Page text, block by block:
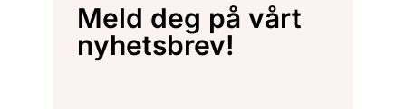
Meld deg på vårt
nyhetsbrev!